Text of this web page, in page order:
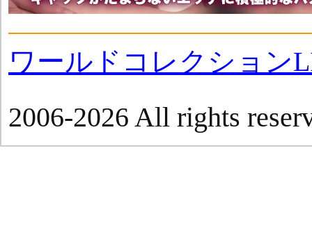
ワールドコレクション
2006-2026 All rights